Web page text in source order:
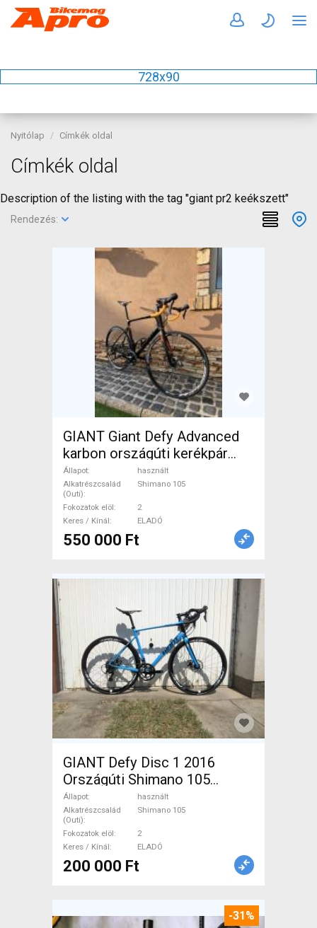
728x90
Nyitólap Címkék oldal
Címkék oldal
Description of the listing with the tag "giant pr2 keékszett"
Rendezés:
GIANT Giant Defy Advanced
karbon országúti kerékpár
Országúti Shimano 105
tárcsafék használt ELADÓ
Állapot
használt
Alkatrészcsalád
(Outi)
Shimano 105
Fokozatok elöl
2
Keres / Kínál
ELADÓ
550 000 Ft
GIANT Defy Disc 1 2016
Országúti Shimano 105
tárcsafék használt ELADÓ
Állapot
használt
Alkatrészcsalád
(Outi)
Shimano 105
Fokozatok elöl
2
Keres / Kínál
ELADÓ
200 000 Ft
-31%